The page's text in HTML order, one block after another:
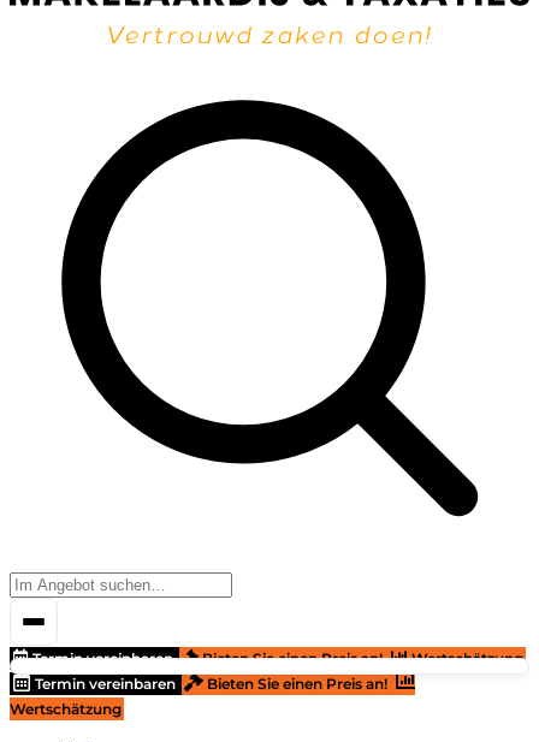
Termin vereinbaren Bieten Sie einen Preis an!
Wertschätzung
Termin vereinbaren
Bieten Sie einen Preis an!
Wertschätzung